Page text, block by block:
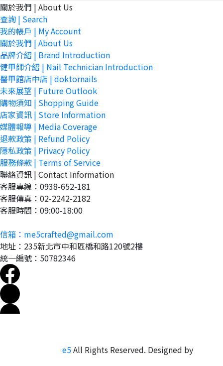
關於我們 | About Us
查詢 | Search
我的帳戶 | My Account
關於我們 | About Us
品牌介紹 | Brand Introduction
健甲師介紹 | Nail Technician Introduction
醫甲館店中店 | doktornails
未來展望 | Future Outlook
購物須知 | Shopping Guide
店家資訊 | Store Information
媒體報導 | Media Coverage
退款政策 | Refund Policy
隱私政策 | Privacy Policy
服務條款 | Terms of Service
聯絡資訊 | Contact Information
客服專線：0938-652-181
客服傳真：02-2242-2182
客服時間：09:00-18:00
信箱：me5crafted@gmail.com
地址：235新北市中和區橋和路120號2樓
統一編號：50782346
me5All Rights Reserved. Designed by